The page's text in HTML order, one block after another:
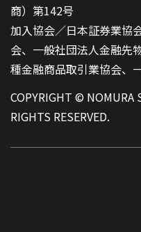
商）第142号
加入協会／日本証券業協
会、一般社団法人金融先
種金融商品取引業協会、
COPYRIGHT © NOMURA
RIGHTS RESERVED.